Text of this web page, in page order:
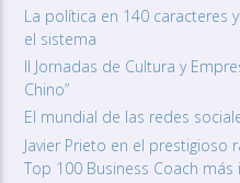
La política en 140 caracteres
el sistema
II Jornadas de Cultura y
Chino”
El mundial de las redes
Javier Prieto en el prestigioso
Top 100 Business Coach